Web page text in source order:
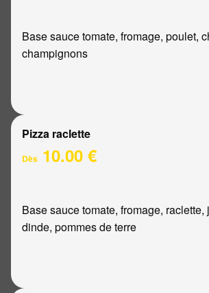
Base sauce tomate, fromage, poulet,
champignons
Pizza raclette
Dès 10.00 €
Base sauce tomate, fromage, raclette,
dinde, pommes de terre